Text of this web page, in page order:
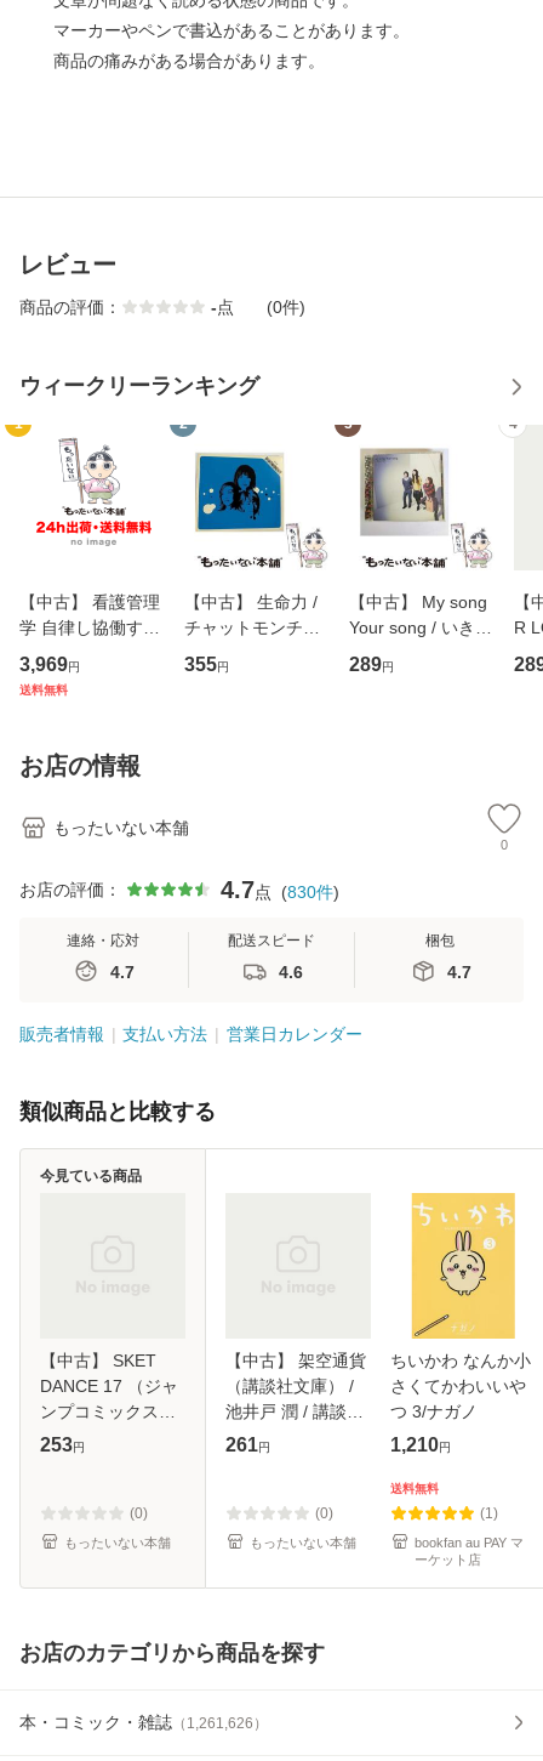
マーカーやペンで書込があることがあります。
商品の痛みがある場合があります。
レビュー
商品の評価： -点 (0件)
ウィークリーランキング
1
【中古】 看護管理
学 自律し協働する
専門職の看護マネ
ジメントスキル 改
恵 藤本幸三 / 南江
堂 [単行
3,969円
送料無料
2
【中古】 生命力 /
チャットモンチー /
キューンレコード
[CD]【メール便送
355円
3
【中古】 My song
Your song / いきも
のがかり / [CD]
【メール便送料無
289円
4
【
R
産
お店の情報
もったいない本舗
0
お店の評価： 4.7点 (830件)
連絡・応対
4.7
配送スピード
4.6
梱包
4.7
販売者情報 支払い方法 営業日カレンダー
類似商品と比較する
【中古】 SKET
DANCE 17 （ジャ
ンプコミックス） /
篠原 健太 / 集英社
253円
(0)
もったいない本舗
今見ている商品
【中古】 架空通貨
（講談社文庫） /
池井戸 潤 / 講談社
[文庫]【メール便送
261円
(0)
もったいない本舗
ちいかわ なんか小
さくてかわいいや
つ 3/ナガノ
1,210円
送料無料
(1)
bookfan au PAY マ
ーケット店
お店のカテゴリから商品を探す
本・コミック・雑誌 （ 1,261,626 ）